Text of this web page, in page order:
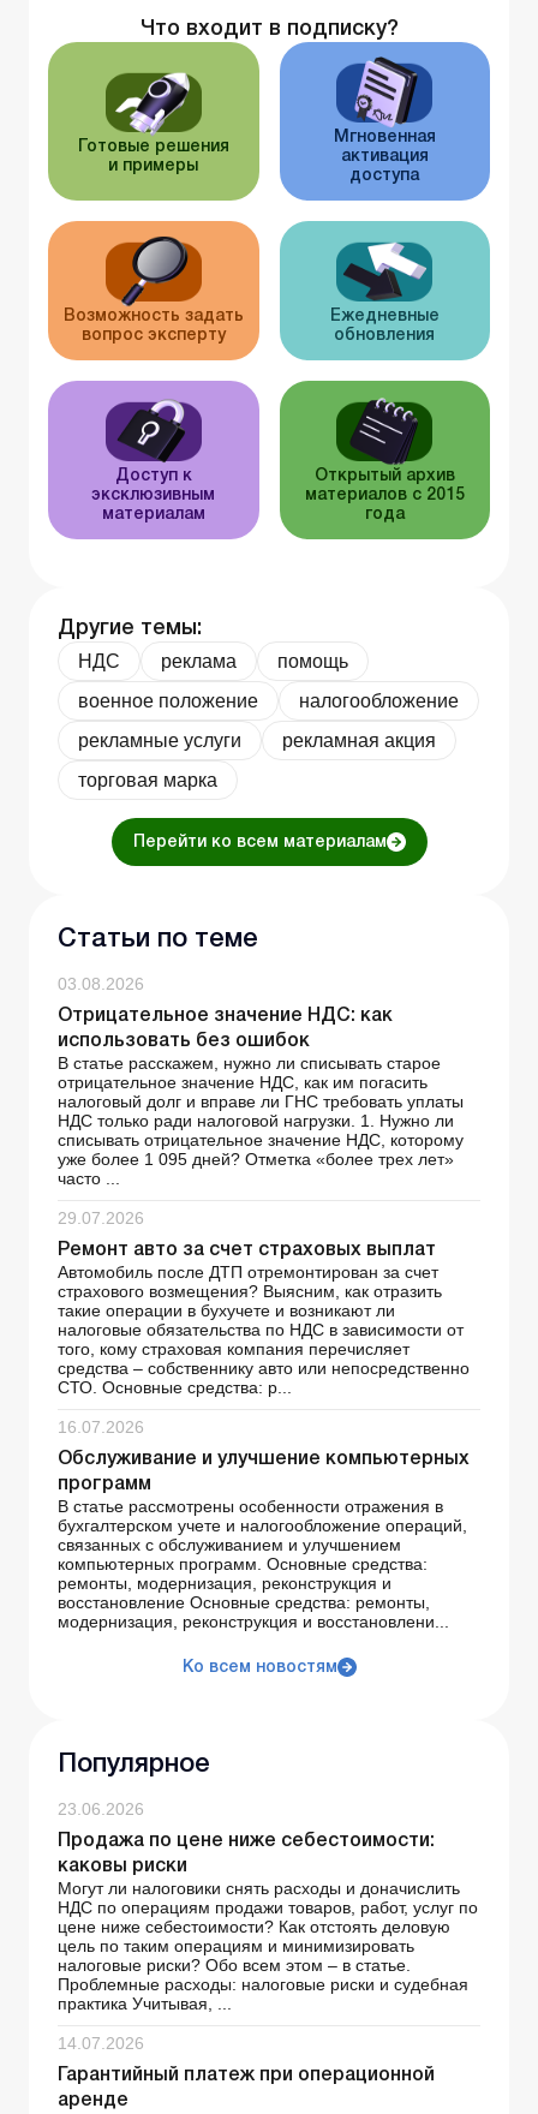
Что входит в подписку?
Готовые решения
и примеры
Мгновенная
активация
доступа
Возможность задать
вопрос эксперту
Ежедневные
обновления
Доступ к
эксклюзивным
материалам
Открытый архив
материалов с 2015
года
Другие темы:
НДС реклама
помощь
военное положение
налогообложение
рекламные услуги
рекламная акция
торговая марка
Перейти ко всем материалам
Статьи по теме
03.08.2026
Отрицательное значение НДС: как
использовать без ошибок
В статье расскажем, нужно ли списывать старое
отрицательное значение НДС, как им погасить
налоговый долг и вправе ли ГНС требовать уплаты
НДС только ради налоговой нагрузки. 1. Нужно ли
списывать отрицательное значение НДС, которому
уже более 1 095 дней? Отметка «более трех лет»
часто ...
29.07.2026
Ремонт авто за счет страховых выплат
Автомобиль после ДТП отремонтирован за счет
страхового возмещения? Выясним, как отразить
такие операции в бухучете и возникают ли
налоговые обязательства по НДС в зависимости от
того, кому страховая компания перечисляет
средства – собственнику авто или непосредственно
СТО. Основные средства: р...
16.07.2026
Обслуживание и улучшение компьютерных
программ
В статье рассмотрены особенности отражения в
бухгалтерском учете и налогообложение операций,
связанных с обслуживанием и улучшением
компьютерных программ. Основные средства:
ремонты, модернизация, реконструкция и
восстановление Основные средства: ремонты,
модернизация, реконструкция и восстановлени...
Ко всем новостям
Популярное
23.06.2026
Продажа по цене ниже себестоимости:
каковы риски
Могут ли налоговики снять расходы и доначислить
НДС по операциям продажи товаров, работ, услуг по
цене ниже себестоимости? Как отстоять деловую
цель по таким операциям и минимизировать
налоговые риски? Обо всем этом – в статье.
Проблемные расходы: налоговые риски и судебная
практика Учитывая, ...
14.07.2026
Гарантийный платеж при операционной
аренде